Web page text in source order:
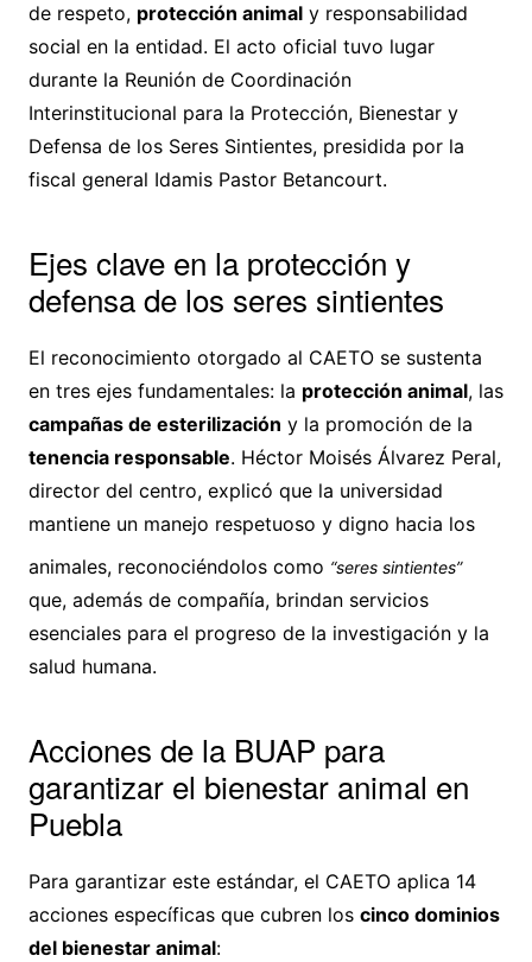
de respeto, protección animaly responsabilidad
social en la entidad. El acto oficial tuvo lugar
durante la Reunión de Coordinación
Interinstitucional para la Protección, Bienestar y
Defensa de los Seres Sintientes, presidida por la
fiscal general Idamis Pastor Betancourt.
Ejes clave en la protección y
defensa de los seres sintientes
El reconocimiento otorgado al CAETO se sustenta
en tres ejes fundamentales: la protección animal, las
campañas de esterilización y la promoción de la
tenencia responsable. Héctor Moisés Álvarez Peral,
director del centro, explicó que la universidad
mantiene un manejo respetuoso y digno hacia los
animales, reconociéndolos como “seres sintientes”
que, además de compañía, brindan servicios
esenciales para el progreso de la investigación y la
salud humana.
Acciones de la BUAP para
garantizar el bienestar animal en
Puebla
Para garantizar este estándar, el CAETO aplica 14
acciones específicas que cubren los cinco dominios
del bienestar animal: